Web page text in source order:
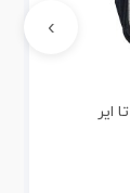
ایر
›